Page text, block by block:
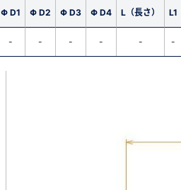
Φ D1 Φ D2 Φ D3 Φ D4 L（長さ） L1
- - - - - -